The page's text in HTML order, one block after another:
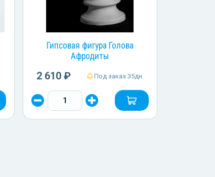
Гипсовая фигура Голова
Афродиты
2 610 ₽ Под заказ 35дн.